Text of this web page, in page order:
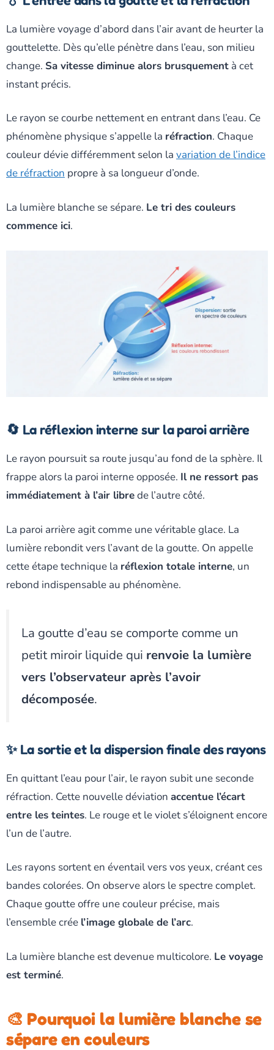
La lumière voyage d’abord dans l’air avant de heurter la
gouttelette. Dès qu’elle pénètre dans l’eau, son milieu
change. Sa vitesse diminue alors brusquement à cet
instant précis.
Le rayon se courbe nettement en entrant dans l’eau. Ce
phénomène physique s’appelle la réfraction. Chaque
couleur dévie différemment selon la variation de l’indice
de réfraction propre à sa longueur d’onde.
La lumière blanche se sépare. Le tri des couleurs
commence ici.
🔄 La réflexion interne sur la paroi arrière
Le rayon poursuit sa route jusqu’au fond de la sphère. Il
frappe alors la paroi interne opposée. Il ne ressort pas
immédiatement à l’air librede l’autre côté.
La paroi arrière agit comme une véritable glace. La
lumière rebondit vers l’avant de la goutte. On appelle
cette étape technique la réflexion totale interne, un
rebond indispensable au phénomène.
La goutte d’eau se comporte comme un
petit miroir liquide qui renvoie la lumière
vers l’observateur après l’avoir
décomposée.
✨ La sortie et la dispersion finale des rayons
En quittant l’eau pour l’air, le rayon subit une seconde
réfraction. Cette nouvelle déviation accentue l’écart
entre les teintes. Le rouge et le violet s’éloignent encore
l’un de l’autre.
Les rayons sortent en éventail vers vos yeux, créant ces
bandes colorées. On observe alors le spectre complet.
Chaque goutte offre une couleur précise, mais
l’ensemble crée l’image globale de l’arc.
La lumière blanche est devenue multicolore. Le voyage
est terminé.
🎨 Pourquoi la lumière blanche se
sépare en couleurs